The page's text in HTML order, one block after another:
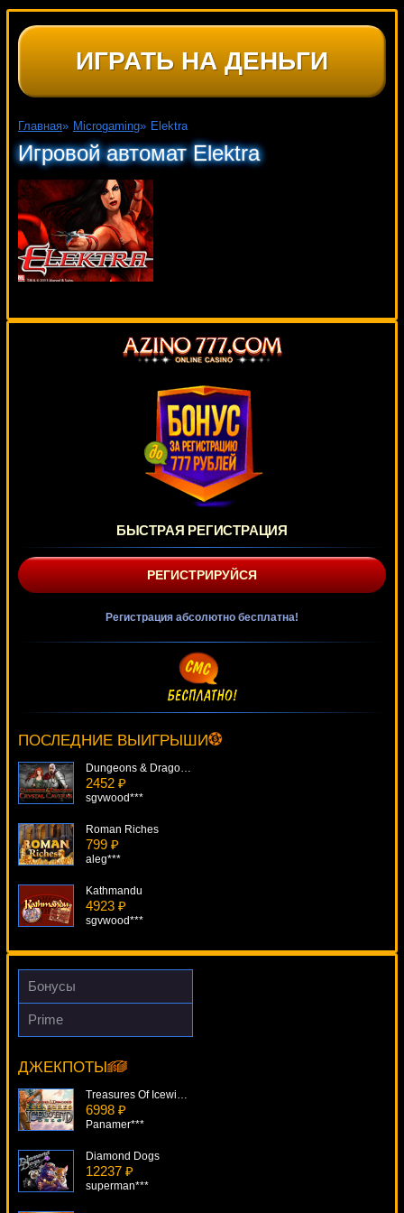
ИГРАТЬ НА ДЕНЬГИ
Главная» Microgaming» Elektra
Игровой автомат Elektra
БЫСТРАЯ РЕГИСТРАЦИЯ
РЕГИСТРИРУЙСЯ
Регистрация абсолютно бесплатна!
ПОСЛЕДНИЕ ВЫИГРЫШИ
kat***
2452 ₽
sgvwood***
Roman Riches
799 ₽
aleg***
Kathmandu
4923 ₽
sgvwood***
Silver Fox
4125 ₽
Silver Fang
2044 ₽
Root77***
Бонусы
Prime
ДЖЕКПОТЫ
Golden Cobras
Panamer***
Treasures Of Icewind Dale
6998 ₽
Panamer***
Diamond Dogs
12237 ₽
superman***